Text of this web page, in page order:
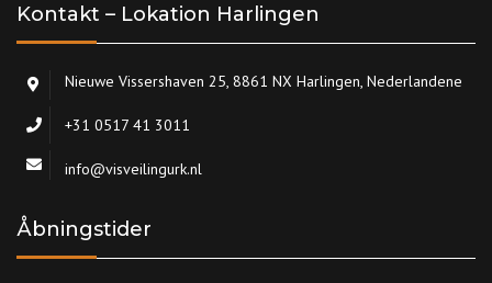
Kontakt – Lokation Harlingen
Nieuwe Vissershaven 25, 8861 NX Harlingen, Nederlandene
+31 0517 41 3011
info@visveilingurk.nl
Åbningstider